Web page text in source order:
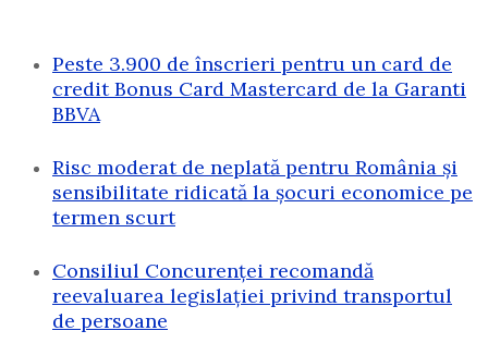
Peste 3.900 de înscrieri pentru un card de
credit Bonus Card Mastercard de la Garanti
BBVA
Risc moderat de neplată pentru România și
sensibilitate ridicată la șocuri economice pe
termen scurt
Consiliul Concurenței recomandă
reevaluarea legislației privind transportul
de persoane